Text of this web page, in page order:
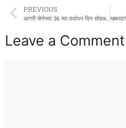
PREVIOUS
आगरी सेनेच्या 36 व्या वर्धापन दिन सोहळ्याचे उद्या गडकरी रंगायतन ठाणे येथे आयोजन
Leave a Comment